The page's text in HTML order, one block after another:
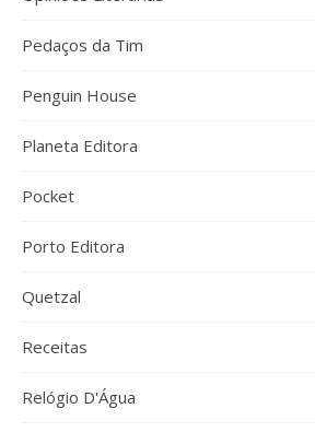
Pedaços da Tim
Penguin House
Planeta Editora
Pocket
Porto Editora
Quetzal
Receitas
Relógio D'Água